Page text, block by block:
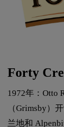
Forty
1972年：Otto
（Grimsby）
兰地和